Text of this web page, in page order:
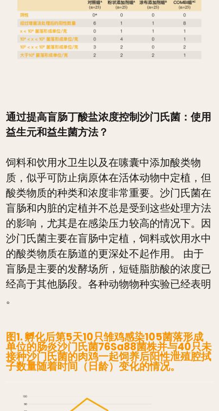
通过提高盲肠丁酸盐浓度控制沙门氏菌：使用
益生元和益生菌方法？
饲料和饮用水卫生以及在嗉囊中添加酸类物
质，似乎可防止病原体在活体动物中定植，但
酸类物质的种类和浓度非常重要。沙门氏菌在
盲肠和内脏的定植并不总是受到这些处理方法
的影响，尤其是在感染压力较高的情况下。因
沙门氏菌主要在盲肠中定植，饲料或饮用水中
的酸类物质在肠道的更深处不起作用。 由于
盲肠是主要的发酵场所，短链脂肪酸的浓度已
经高于其他肠段。各种动物物种实验已经表明
。
图1. 孵化后第5天10只雏鸡感染105菌落形成
单位的肠炎沙门氏菌76Sa88菌株并与40只未
接种沙门氏菌的肉鸡一起饲养后阳性泄殖腔拭
子数量随着时间（日龄）变化的情况。